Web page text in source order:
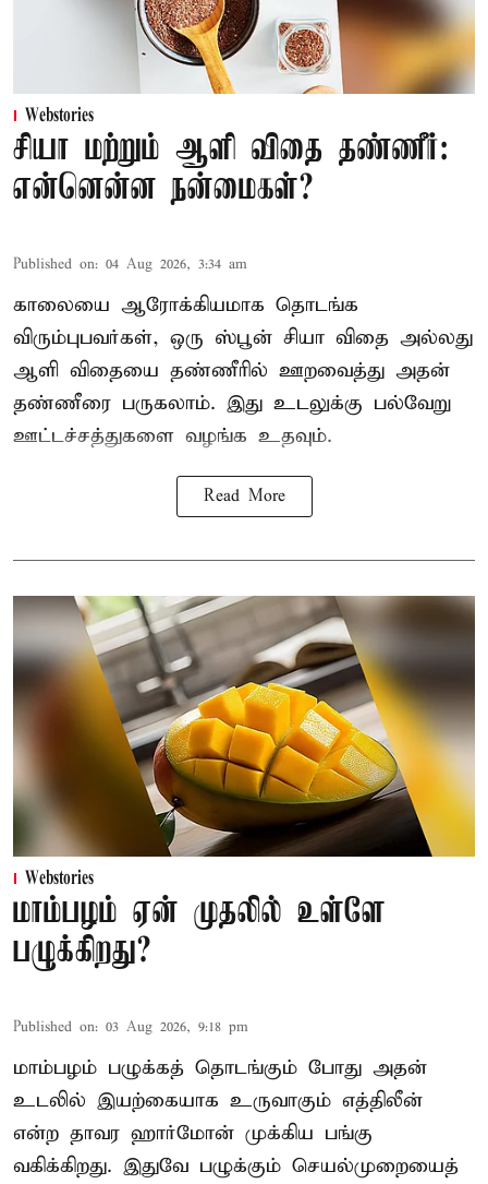
Webstories
சியா மற்றும் ஆளி விதை தண்ணீர்:
என்னென்ன நன்மைகள்?
Published on: 04 Aug 2026, 3:34 am
காலையை ஆரோக்கியமாக தொடங்க
விரும்புபவர்கள், ஒரு ஸ்பூன் சியா விதை அல்லது
ஆளி விதையை தண்ணீரில் ஊறவைத்து அதன்
தண்ணீரை பருகலாம். இது உடலுக்கு பல்வேறு
ஊட்டச்சத்துகளை வழங்க உதவும்.
Read More
Webstories
மாம்பழம் ஏன் முதலில் உள்ளே
பழுக்கிறது?
Published on: 03 Aug 2026, 9:18 pm
மாம்பழம் பழுக்கத் தொடங்கும் போது அதன்
உடலில் இயற்கையாக உருவாகும் எத்திலீன்
என்ற தாவர ஹார்மோன் முக்கிய பங்கு
வகிக்கிறது. இதுவே பழுக்கும் செயல்முறையைத்